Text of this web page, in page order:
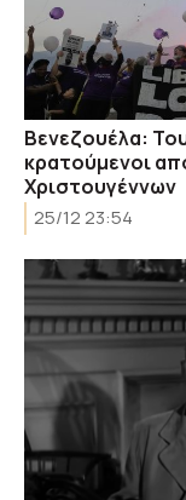
Βενεζουέλα:
κρατούμενοι
Χριστουγέννων
25/12 23:54